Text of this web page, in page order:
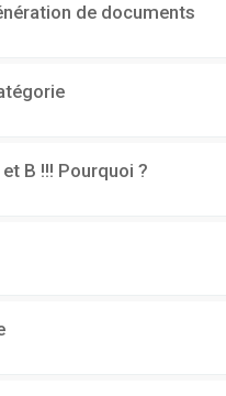
de documents
B !!! Pourquoi ?